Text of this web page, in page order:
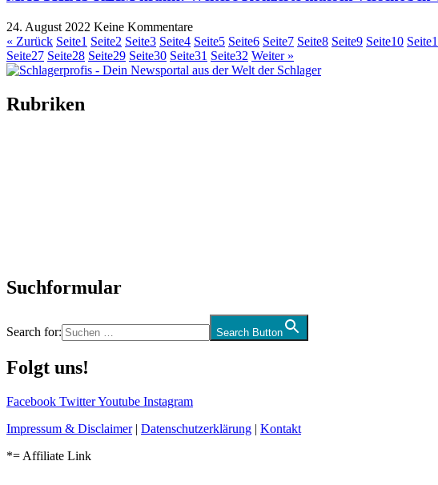
24. August 2022 Keine Kommentare
« Zurück Seite1 Seite2 Seite3 Seite4 Seite5 Seite6 Seite7 Seite8 Seite9 Seite10 Seite
Seite27 Seite28 Seite29 Seite30 Seite31 Seite32 Weiter »
Rubriken
Suchformular
Search for: Search Button
Folgt uns!
Facebook TwitterYoutube Instagram
Impressum & Disclaimer| Datenschutzerklärung | Kontakt
*= Affiliate Link